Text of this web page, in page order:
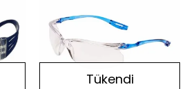
Tükendi